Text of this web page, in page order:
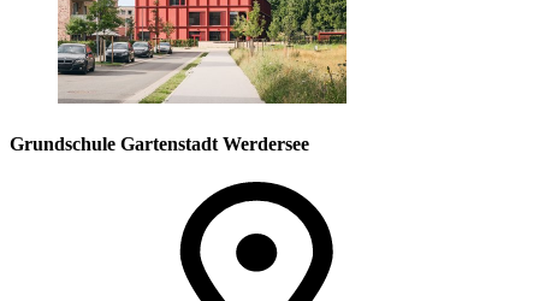
Grundschule Gartenstadt Werdersee